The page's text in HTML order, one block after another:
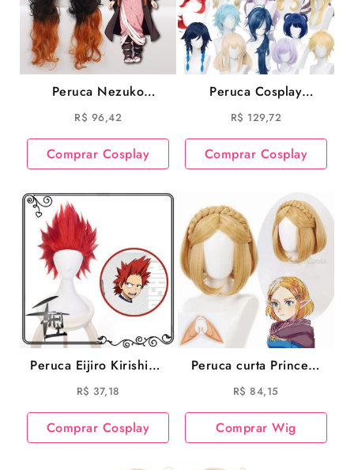
Peruca Nezuko
Kamado Cosplay
Demon Slayer Cosplay
R$ 96,42
Comprar Cosplay
Peruca Cosplay
Genshin Impact Venti
Keqing Barbara Fischl
Kaeya Lumine Aether
Amber Cosplay
R$ 129,72
Comprar Cosplay
Peruca Eijiro Kirishima
Cosplay My Hero
Academia Cosplay
R$ 37,18
Comprar Cosplay
Peruca curta Princesa
Zelda de Breath of the
Wild
R$ 84,15
Comprar Wig